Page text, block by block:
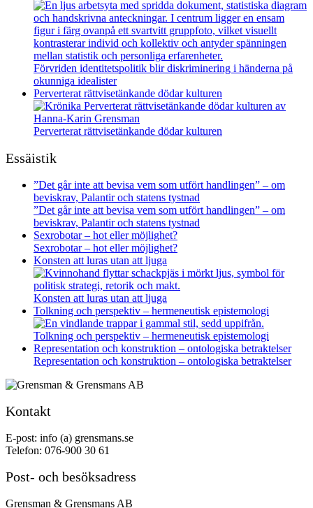
Förvriden identitetspolitik blir diskriminering i händerna på
okunniga idealister
Perverterat rättvisetänkande dödar kulturen
Perverterat rättvisetänkande dödar kulturen
Essäistik
”Det går inte att bevisa vem som utfört handlingen” – om
beviskrav, Palantir och statens tystnad
”Det går inte att bevisa vem som utfört handlingen” – om
beviskrav, Palantir och statens tystnad
Sexrobotar – hot eller möjlighet?
Sexrobotar – hot eller möjlighet?
Konsten att luras utan att ljuga
Konsten att luras utan att ljuga
Tolkning och perspektiv – hermeneutisk epistemologi
Tolkning och perspektiv – hermeneutisk epistemologi
Representation och konstruktion – ontologiska betraktelser
Representation och konstruktion – ontologiska betraktelser
Kontakt
E-post: info (a) grensmans.se
Telefon: 076-900 30 61
Post- och besöksadress
Grensman & Grensmans AB